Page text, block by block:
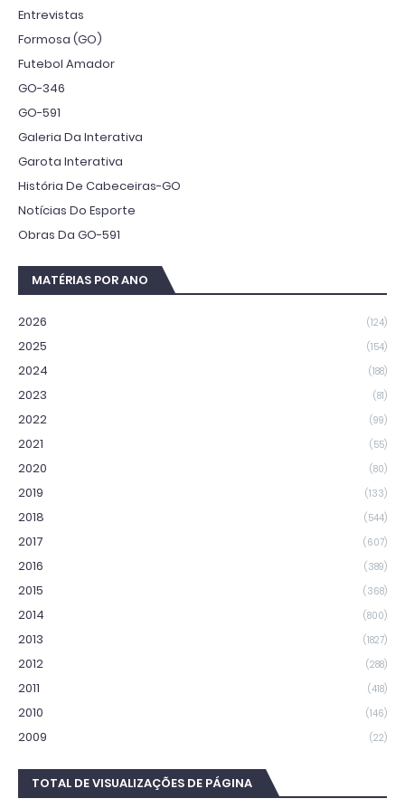
Entrevistas
Formosa (GO)
Futebol Amador
GO-346
GO-591
Galeria Da Interativa
Garota Interativa
História De Cabeceiras-GO
Notícias Do Esporte
Obras Da GO-591
MATÉRIAS POR ANO
2026 (124)
2025 (154)
2024 (188)
2023 (81)
2022 (99)
2021 (55)
2020 (80)
2019 (133)
2018 (544)
2017 (607)
2016 (389)
2015 (368)
2014 (800)
2013 (1827)
2012 (288)
2011 (418)
2010 (146)
2009 (22)
TOTAL DE VISUALIZAÇÕES DE PÁGINA